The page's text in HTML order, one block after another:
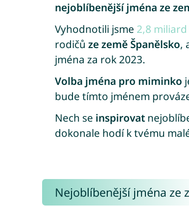
nejoblíbenější jména ze
Vyhodnotili jsme 2,8
rodičů ze země Španělsko,
jména za rok 2023.
Volba jména pro miminko
bude tímto jménem
Nech se inspirovat
dokonale hodí k tvému
Nejoblíbenější jména ze